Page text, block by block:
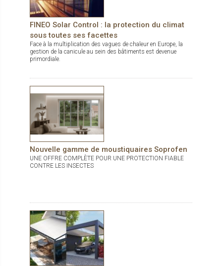
FINEO Solar Control : la protection du climat
sous toutes ses facettes
Face à la multiplication des vagues de chaleur en Europe, la
gestion de la canicule au sein des bâtiments est devenue
primordiale.
Nouvelle gamme de moustiquaires Soprofen
UNE OFFRE COMPLÈTE POUR UNE PROTECTION FIABLE
CONTRE LES INSECTES